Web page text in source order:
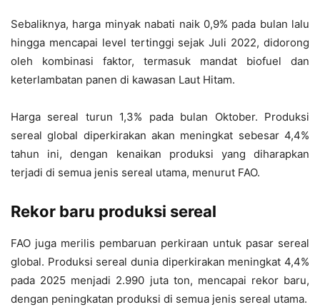
Sebaliknya, harga minyak nabati naik 0,9% pada bulan lalu
hingga mencapai level tertinggi sejak Juli 2022, didorong
oleh kombinasi faktor, termasuk mandat biofuel dan
keterlambatan panen di kawasan Laut Hitam.
Harga sereal turun 1,3% pada bulan Oktober. Produksi
sereal global diperkirakan akan meningkat sebesar 4,4%
tahun ini, dengan kenaikan produksi yang diharapkan
terjadi di semua jenis sereal utama, menurut FAO.
Rekor baru produksi sereal
FAO juga merilis pembaruan perkiraan untuk pasar sereal
global. Produksi sereal dunia diperkirakan meningkat 4,4%
pada 2025 menjadi 2.990 juta ton, mencapai rekor baru,
dengan peningkatan produksi di semua jenis sereal utama.